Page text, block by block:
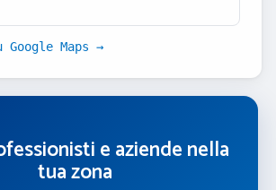
Maps →
e aziende nella
tua zona